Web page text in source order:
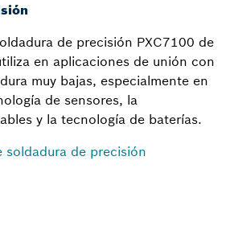
de precisión PXC7100 de
en aplicaciones de unión con
muy bajas, especialmente en
de sensores, la
y la tecnología de baterías.
soldadura de precisión